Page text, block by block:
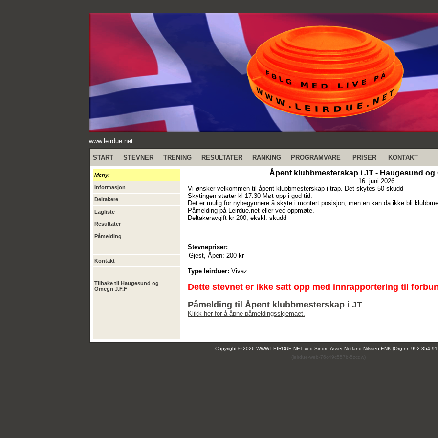
www.leirdue.net
START STEVNER TRENING RESULTATER RANKING PROGRAMVARE PRISER KONTAKT
Meny:
Informasjon
Deltakere
Lagliste
Resultater
Påmelding
Kontakt
Tilbake til Haugesund og
Omegn J.F.F
Åpent klubbmesterskap i JT - Haugesund og
16. juni 2026
Vi ønsker velkommen til åpent klubbmesterskap i trap. Det skytes 50 skudd
Skytingen starter kl 17.30 Møt opp i god tid.
Det er mulig for nybegynnere å skyte i montert posisjon, men en kan da ikke bli
Påmelding på Leirdue.net eller ved oppmøte.
Deltakeravgift kr 200, ekskl. skudd
Stevnepriser:
Gjest, Åpen: 200 kr
Type leirduer: Vivaz
Dette stevnet er ikke satt opp med innrapportering til
Påmelding til Åpent klubbmesterskap i JT
Klikk her for å åpne påmeldingsskjemaet.
Copyright © 2026 WWW.LEIRDUE.NET ved Sindre Asser Netland Nilssen ENK (Org.nr: 992 354
(leirdue-web-76c49c557b-5zcqw)